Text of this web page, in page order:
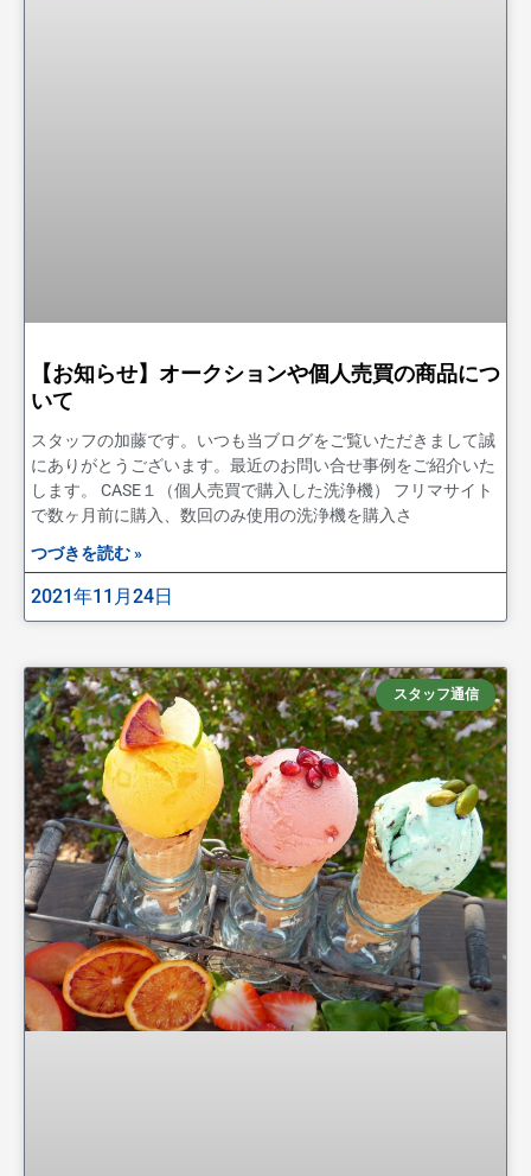
【お知らせ】オークションや個人売買の商品につ
いて
スタッフの加藤です。いつも当ブログをご覧いただきまして誠
にありがとうございます。最近のお問い合せ事例をご紹介いた
します。 CASE１（個人売買で購入した洗浄機） フリマサイト
で数ヶ月前に購入、数回のみ使用の洗浄機を購入さ
つづきを読む »
2021年11月24日
スタッフ通信